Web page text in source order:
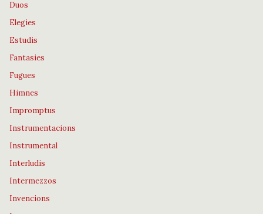
Duos
Elegies
Estudis
Fantasies
Fugues
Himnes
Impromptus
Instrumentacions
Instrumental
Interludis
Intermezzos
Invencions